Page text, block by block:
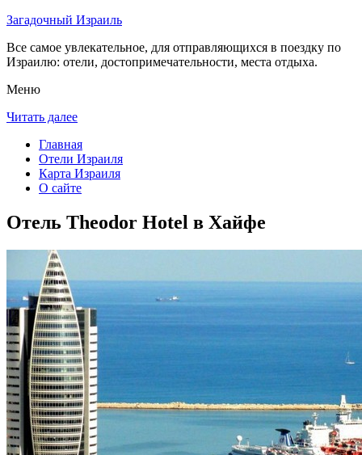
Загадочный Израиль
Все самое увлекательное, для отправляющихся в поездку по
Израилю: отели, достопримечательности, места отдыха.
Меню
Читать далее
Главная
Отели Израиля
Карта Израиля
О сайте
Отель Theodor Hotel в Хайфе